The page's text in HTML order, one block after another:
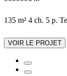
135 m² 4 ch. 5 p.
VOIR LE PROJET